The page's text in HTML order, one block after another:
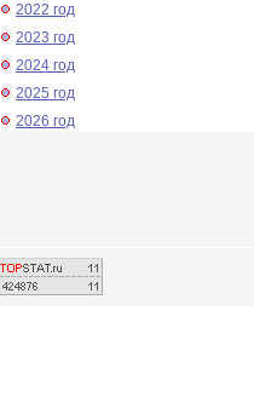
2022 год
2023 год
2024 год
2025 год
2026 год